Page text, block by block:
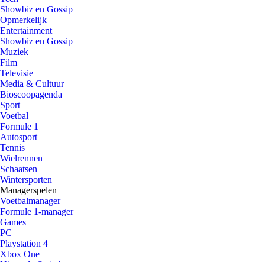
Showbiz en Gossip
Opmerkelijk
Entertainment
Showbiz en Gossip
Muziek
Film
Televisie
Media & Cultuur
Bioscoopagenda
Sport
Voetbal
Formule 1
Autosport
Tennis
Wielrennen
Schaatsen
Wintersporten
Managerspelen
Voetbalmanager
Formule 1-manager
Games
PC
Playstation 4
Xbox One